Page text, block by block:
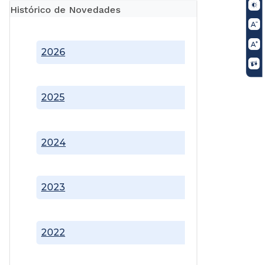
Histórico de Novedades
2022
2023
2024
2025
2026